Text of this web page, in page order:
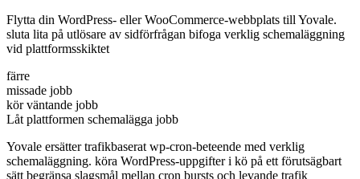
Flytta din WordPress- eller WooCommerce-webbplats till Yovale.
sluta lita på utlösare av sidförfrågan bifoga verklig schemaläggning
vid plattformsskiktet
färre
missade jobb
kör väntande jobb
Låt plattformen schemalägga jobb
Yovale ersätter trafikbaserat wp-cron-beteende med verklig
schemaläggning. köra WordPress-uppgifter i kö på ett förutsägbart
sätt begränsa slagsmål mellan cron bursts och levande trafik